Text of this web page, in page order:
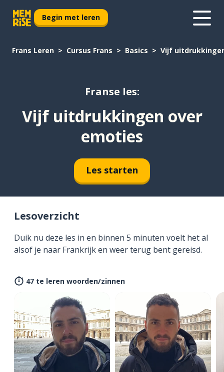
Begin met leren
Frans Leren Cursus Frans Basics Vijf
Franse les:
Vijf uitdrukkingen over
emoties
Les starten
Lesoverzicht
Duik nu deze les in en binnen 5 minuten voelt het al
alsof je naar Frankrijk en weer terug bent gereisd.
47 te leren woorden/zinnen